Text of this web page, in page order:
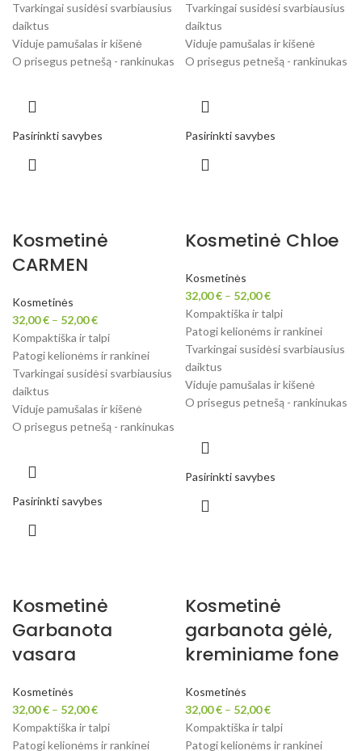
Tvarkingai susidėsi svarbiausius
daiktus
Viduje pamušalas ir kišenė
O prisegus petnešą - rankinukas
Pasirinkti savybes
Tvarkingai susidėsi svarbiausius
daiktus
Viduje pamušalas ir kišenė
O prisegus petnešą - rankinukas
Pasirinkti savybes
Kosmetinė
CARMEN
Kosmetinės
32,00€ – 52,00€
Kompaktiška ir talpi
Patogi kelionėms ir rankinei
Tvarkingai susidėsi svarbiausius
daiktus
Viduje pamušalas ir kišenė
O prisegus petnešą - rankinukas
Pasirinkti savybes
Kosmetinė Chloe
Kosmetinės
32,00€ – 52,00€
Kompaktiška ir talpi
Patogi kelionėms ir rankinei
Tvarkingai susidėsi svarbiausius
daiktus
Viduje pamušalas ir kišenė
O prisegus petnešą - rankinukas
Pasirinkti savybes
Kosmetinė
Garbanota
vasara
Kosmetinės
32,00€ – 52,00€
Kompaktiška ir talpi
Patogi kelionėms ir rankinei
Kosmetinė
garbanota gėlė,
kreminiame fone
Kosmetinės
32,00€ – 52,00€
Kompaktiška ir talpi
Patogi kelionėms ir rankinei